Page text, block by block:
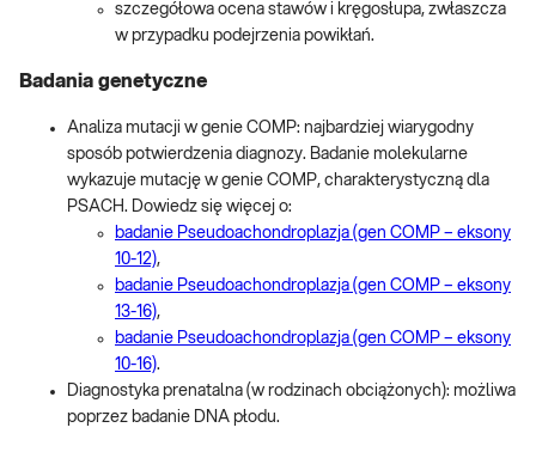
szczegółowa ocena stawów i kręgosłupa, zwłaszcza
w przypadku podejrzenia powikłań.
Badania genetyczne
Analiza mutacji w genie COMP: najbardziej wiarygodny
sposób potwierdzenia diagnozy. Badanie molekularne
wykazuje mutację w genie COMP, charakterystyczną dla
PSACH. Dowiedz się więcej o:
badanie Pseudoachondroplazja (gen COMP – eksony
10-12),
badanie Pseudoachondroplazja (gen COMP – eksony
13-16),
badanie Pseudoachondroplazja (gen COMP – eksony
10-16).
Diagnostyka prenatalna (w rodzinach obciążonych): możliwa
poprzez badanie DNA płodu.